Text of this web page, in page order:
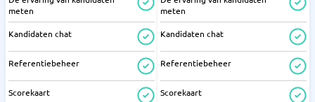
meten
Kandidaten chat
Referentiebeheer
Scorekaart
meten
Kandidaten chat
Referentiebeheer
Scorekaart